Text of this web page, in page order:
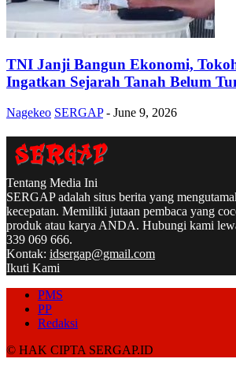
TNI Janji Bangun Ekonomi,
Ingatkan Sejarah Tanah Belum
Nagekeo SERGAP - June 9, 2026
Tentang Media Ini
SERGAP adalah situs berita yang
kecepatan. Memiliki jutaan pembaca yang
produk atau karya ANDA. Hubungi kami
339 069 666.
Kontak: idsergap@gmail.com
Ikuti Kami
PMS
PP
Redaksi
© HAK CIPTA SERGAP.ID